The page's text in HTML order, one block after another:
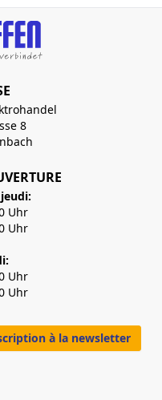
8
Uhr
Uhr
Uhr
Uhr
à la newsletter